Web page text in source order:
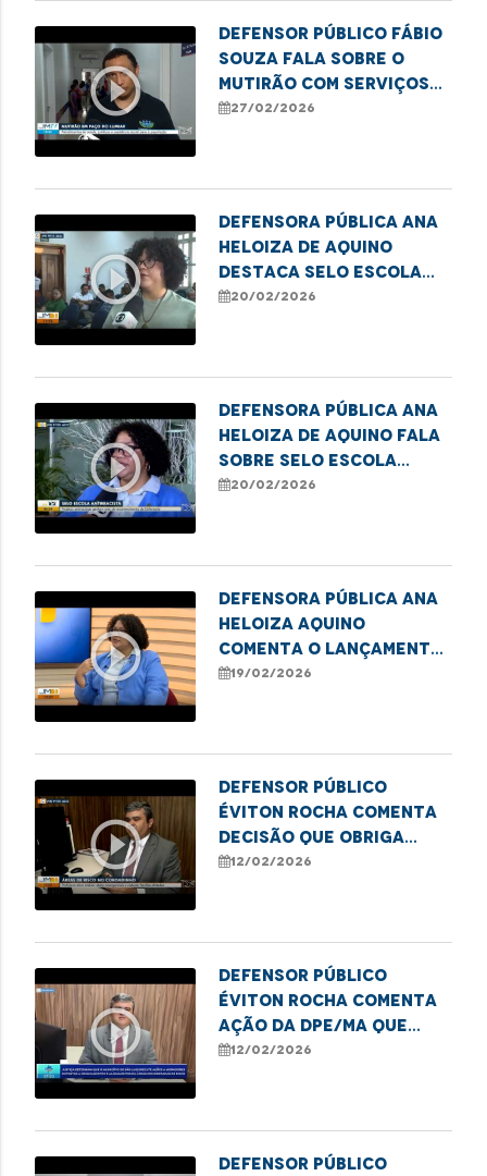
play_circle_outline
Defensor Público Fábio
Souza fala sobre o
mutirão com serviços
para moradores em
Paço do Lumiar
27/02/2026
play_circle_outline
Defensora Pública Ana
Heloiza de Aquino
destaca Selo Escola
Antirracista em
20/02/2026
play_circle_outline
Defensora Pública Ana
Heloiza de Aquino fala
sobre Selo Escola
Antirracista em
20/02/2026
play_circle_outline
Defensora pública Ana
Heloiza Aquino
comenta o lançamento
do Selo Escola
19/02/2026
play_circle_outline
Defensor público
Éviton Rocha comenta
decisão que obriga
obras emergenciais no
12/02/2026
play_circle_outline
Defensor Público
Éviton Rocha comenta
ação da DPE/MA que
garante obras e
12/02/2026
Defensor Público